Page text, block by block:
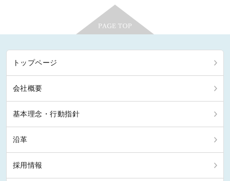
トップページ
会社概要
基本理念・行動指針
沿革
採用情報